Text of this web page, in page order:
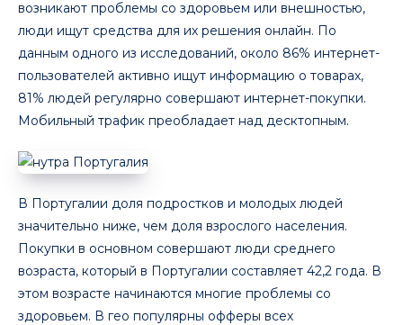
возникают проблемы со здоровьем или внешностью,
люди ищут средства для их решения онлайн. По
данным одного из исследований, около 86% интернет-
пользователей активно ищут информацию о товарах,
81% людей регулярно совершают интернет-покупки.
Мобильный трафик преобладает над десктопным.
В Португалии доля подростков и молодых людей
значительно ниже, чем доля взрослого населения.
Покупки в основном совершают люди среднего
возраста, который в Португалии составляет 42,2 года. В
этом возрасте начинаются многие проблемы со
здоровьем. В гео популярны офферы всех